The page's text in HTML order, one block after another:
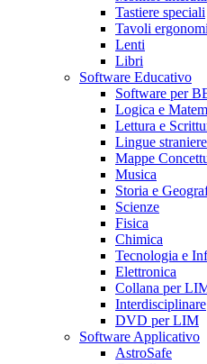
Tastiere speciali
Tavoli
Lenti
Libri
Software Educativo
Software per
Logica e
Lettura e
Lingue straniere
Mappe
Musica
Storia e
Scienze
Fisica
Chimica
Tecnologia e
Elettronica
Collana per
Interdisciplinare
DVD per LIM
Software Applicativo
AstroSafe